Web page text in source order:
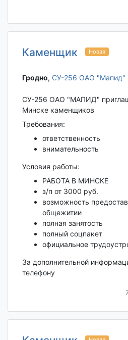
Каменщик Новая
Гродно‎, СУ-256 ОАО "Мапид"
СУ-256 ОАО "МАПИД"
Минске каменщиков
Требования:
ответственность
внимательность
Условия работы:
РАБОТА В МИНСКЕ
з/п от 3000 руб.
возможность
общежитии
полная занятость
полный соцпакет
официальное
За дополнительной
телефону